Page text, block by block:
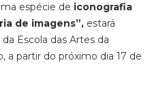
espécie de iconografia
de imagens”, estará
Escola das Artes da
a partir do próximo dia 17 de